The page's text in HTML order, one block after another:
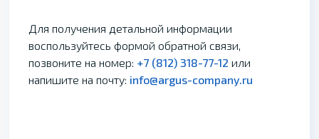
Для получения детальной информации
воспользуйтесь формой обратной связи,
позвоните на номер: +7 (812) 318-77-12 или
напишите на почту: info@argus-company.ru